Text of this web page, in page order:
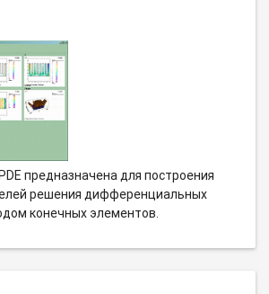
предназначена для построения
решения дифференциальных
конечных элементов.